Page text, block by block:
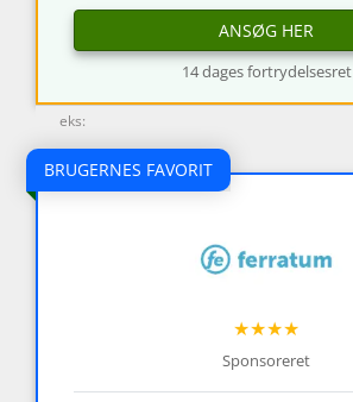
ANSØG HER
14 dages fortrydelsesret
eks:
BRUGERNES FAVORIT
★★★★
Sponsoreret